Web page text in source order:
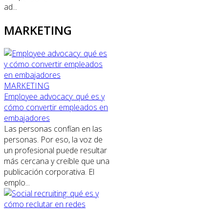
ad...
MARKETING
MARKETING
Employee advocacy: qué es y
cómo convertir empleados en
embajadores
Las personas confían en las
personas. Por eso, la voz de
un profesional puede resultar
más cercana y creíble que una
publicación corporativa. El
emplo...